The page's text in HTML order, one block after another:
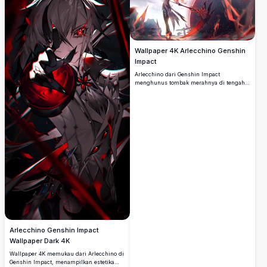
Arlecchino Genshin Impact
Wallpaper Dark 4K
Wallpaper 4K memukau dari Arlecchino di
Genshin Impact, menampilkan estetika
Wallpaper 4K Arlecchino Genshin
Impact
Arlecchino dari Genshin Impact
menghunus tombak merahnya di tengah